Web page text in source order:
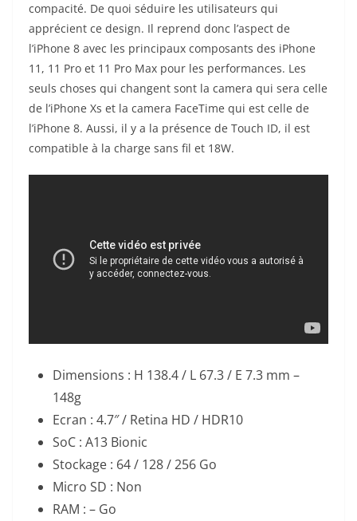
compacité. De quoi séduire les utilisateurs qui
apprécient ce design. Il reprend donc l’aspect de
l’iPhone 8 avec les principaux composants des iPhone
11, 11 Pro et 11 Pro Max pour les performances. Les
seuls choses qui changent sont la camera qui sera celle
de l’iPhone Xs et la camera FaceTime qui est celle de
l’iPhone 8. Aussi, il y a la présence de Touch ID, il est
compatible à la charge sans fil et 18W.
Dimensions : H 138.4 / L 67.3 / E 7.3 mm –
148g
Ecran : 4.7″ / Retina HD / HDR10
SoC : A13 Bionic
Stockage : 64 / 128 / 256 Go
Micro SD : Non
RAM : – Go